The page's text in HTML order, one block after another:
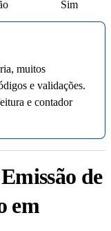
Sim
muitos
e validações.
e contador
de
em